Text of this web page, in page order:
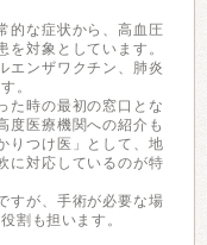
的な症状から、高血圧
対象としています。
エンザワクチン、肺炎
。
た時の最初の窓口とな
度医療機関への紹介も
りつけ医」として、地
に対応しているのが特
すが、手術が必要な場
割も担います。